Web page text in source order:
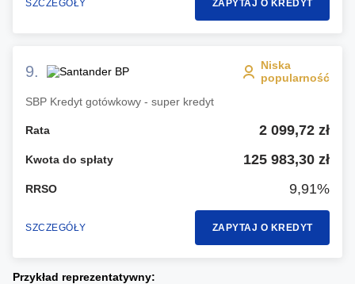
SZCZEGÓŁY ZAPYTAJ O KREDYT
9.
Niska
popularność
SBP Kredyt gotówkowy - super kredyt
RRSO 9,91%
Rata 2 099,72 zł
Kwota do spłaty 125 983,30 zł
SZCZEGÓŁY ZAPYTAJ O KREDYT
Przykład reprezentatywny: